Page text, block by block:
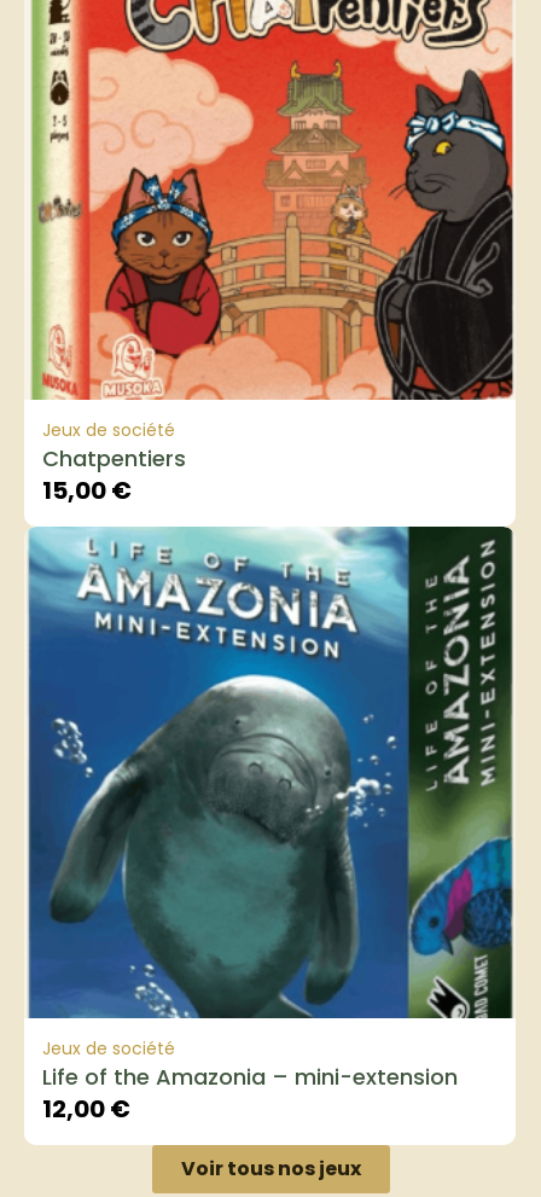
Jeux de société
Chatpentiers
15,00€
Jeux de société
Life of the Amazonia – mini-extension
12,00€
Voir tous nos jeux